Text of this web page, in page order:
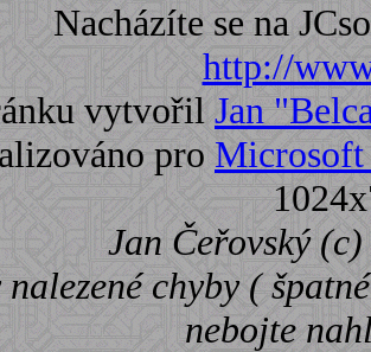
Nacházíte se na
http://
vytvořil Jan
pro
Jan Čeřovský
chyby (
nebojte